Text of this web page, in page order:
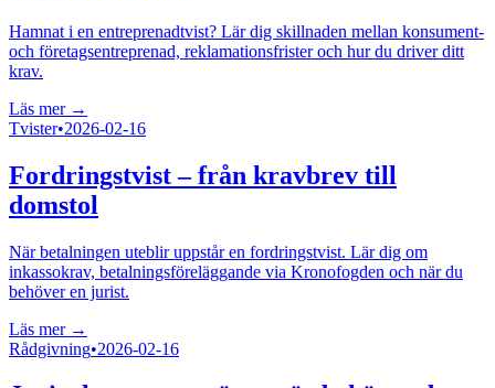
Hamnat i en entreprenadtvist? Lär dig skillnaden mellan konsument-
och företagsentreprenad, reklamationsfrister och hur du driver ditt
krav.
Läs mer →
Tvister•2026-02-16
Fordringstvist – från kravbrev till
domstol
När betalningen uteblir uppstår en fordringstvist. Lär dig om
inkassokrav, betalningsföreläggande via Kronofogden och när du
behöver en jurist.
Läs mer →
Rådgivning•2026-02-16